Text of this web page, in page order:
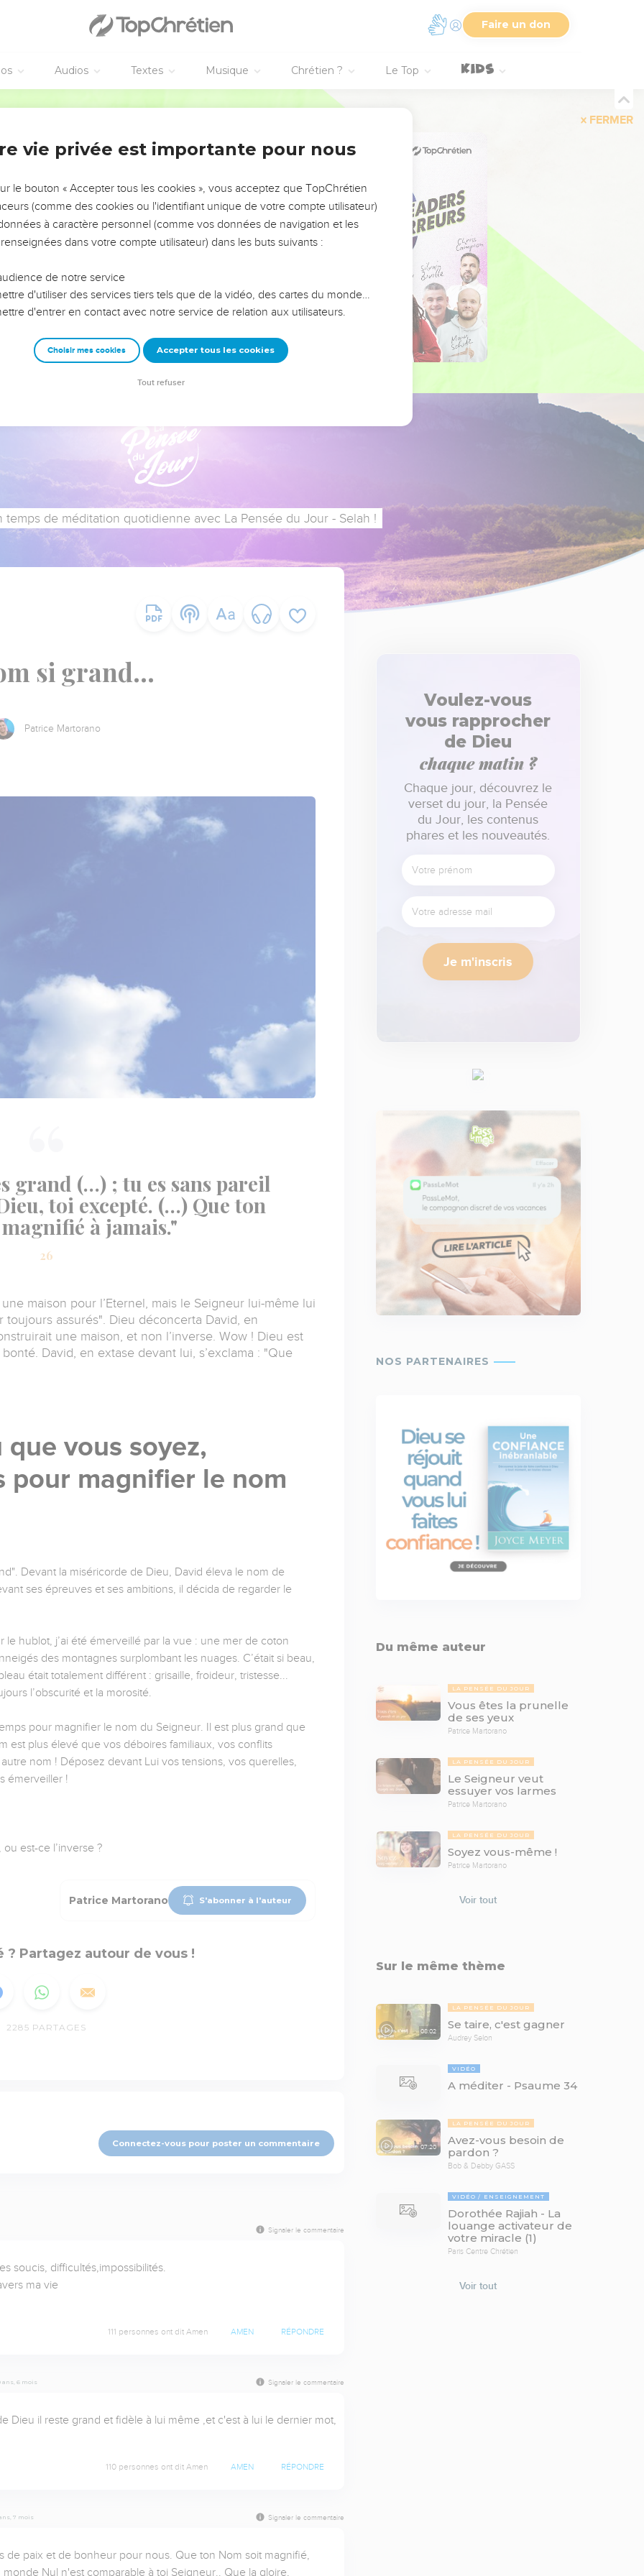
Faire un don
Audios Textes Musique Chrétien ? Le Top
FERMER
LES VOTRES ?
leur impact, leur foi ou leur vision. Mais on voit
qu'ils ont traversés, alors même que ce sont
et responsables reviennent sur les erreurs
avec plus de sagesse afin que leurs erreurs
ministère, une équipe, un groupe ou une famille,
temps de méditation quotidienne avec La Pensée du Jour - Selah !
si grand…
Patrice Martorano
grand (…) ; tu es sans pareil
toi excepté. (…) Que ton
à jamais."
26
maison pour l’Eternel, mais le Seigneur lui-même lui
assurés". Dieu déconcerta David, en
une maison, et non l’inverse. Wow ! Dieu est
David, en extase devant lui, s’exclama : "Que
vous soyez,
pour magnifier le nom
Devant la miséricorde de Dieu, David éleva le nom de
ses épreuves et ses ambitions, il décida de regarder le
le hublot, j’ai été émerveillé par la vue : une mer de coton
des montagnes surplombant les nuages. C’était si beau,
était totalement différent : grisaille, froideur, tristesse...
l’obscurité et la morosité.
pour magnifier le nom du Seigneur. Il est plus grand que
est plus élevé que vos déboires familiaux, vos conflits
nom ! Déposez devant Lui vos tensions, vos querelles,
émerveiller !
est-ce l’inverse ?
Patrice Martorano S'abonner à l'auteur
? Partagez autour de vous !
2285 PARTAGES
Connectez-vous pour poster un commentaire
Signaler le commentaire
soucis, difficultés,impossibilités.
ma vie
111 personnes ont dit Amen AMEN RÉPONDRE
ans, 6 mois Signaler le commentaire
Dieu il reste grand et fidèle à lui même ,et c'est à lui le dernier mot,
110 personnes ont dit Amen AMEN RÉPONDRE
7 mois Signaler le commentaire
de paix et de bonheur pour nous. Que ton Nom soit magnifié,
Nul n'est comparable à toi Seigneur.. Que la gloire,
Voulez-vous
vous rapprocher
de Dieu
chaque matin ?
Chaque jour, découvrez le
verset du jour, la Pensée
du Jour, les contenus
phares et les nouveautés.
Je m'inscris
Du même auteur
LA PENSÉE DU JOUR
Vous êtes la prunelle
de ses yeux
Patrice Martorano
LA PENSÉE DU JOUR
Le Seigneur veut
essuyer vos larmes
Patrice Martorano
LA PENSÉE DU JOUR
Soyez vous-même !
Patrice Martorano
Voir tout
Sur le même thème
08:02
LA PENSÉE DU JOUR
Se taire, c'est gagner
Audrey Selon
VIDÉO
A méditer - Psaume 34
07:20
LA PENSÉE DU JOUR
Avez-vous besoin de
pardon ?
Bob & Debby GASS
VIDÉO ENSEIGNEMENT
Dorothée Rajiah - La
louange activateur de
votre miracle (1)
Paris Centre Chrétien
Voir tout
vie privée est importante pour nous
le bouton « Accepter tous les cookies », vous acceptez que TopChrétien
(comme des cookies ou l'identifiant unique de votre compte utilisateur)
à caractère personnel (comme vos données de navigation et les
dans votre compte utilisateur) dans les buts suivants :
de notre service
d'utiliser des services tiers tels que de la vidéo, des cartes du monde…
d'entrer en contact avec notre service de relation aux utilisateurs.
Choisir mes cookies Accepter tous les cookies
Tout refuser